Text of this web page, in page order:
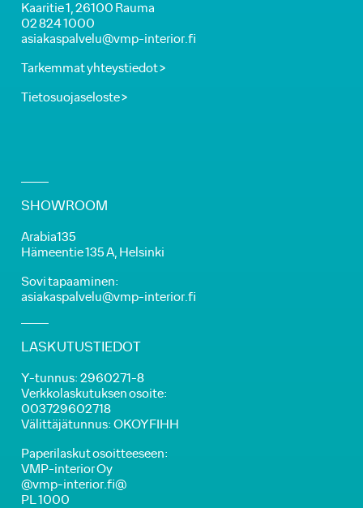
Kaaritie 1, 26100 Rauma
02 824 1000
asiakaspalvelu@vmp-interior.fi
Tarkemmat yhteystiedot >
Tietosuojaseloste >
SHOWROOM
Arabia135
Hämeentie 135 A, Helsinki
Sovi tapaaminen:
asiakaspalvelu@vmp-interior.fi
LASKUTUSTIEDOT
Y-tunnus: 2960271-8
Verkkolaskutuksen osoite:
003729602718
Välittäjätunnus: OKOYFIHH
Paperilaskut osoitteeseen:
VMP-interior Oy
@vmp-interior.fi@
PL 1000